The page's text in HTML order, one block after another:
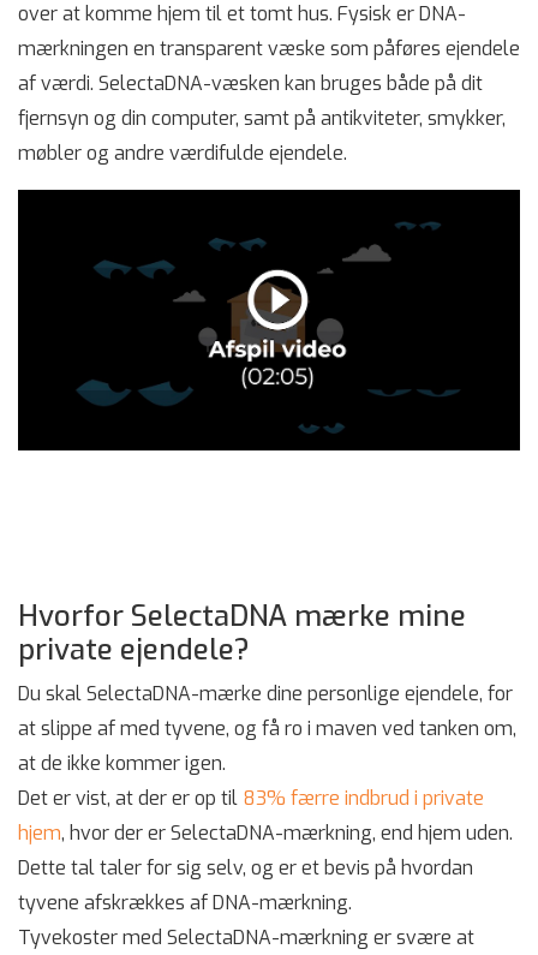
over at komme hjem til et tomt hus. Fysisk er DNA-
mærkningen en transparent væske som påføres ejendele
af værdi. SelectaDNA-væsken kan bruges både på dit
fjernsyn og din computer, samt på antikviteter, smykker,
møbler og andre værdifulde ejendele.
Hvorfor SelectaDNA mærke mine
private ejendele?
Du skal SelectaDNA-mærke dine personlige ejendele, for
at slippe af med tyvene, og få ro i maven ved tanken om,
at de ikke kommer igen.
Det er vist, at der er op til 83% færre indbrud i private
hjem, hvor der er SelectaDNA-mærkning, end hjem uden.
Dette tal taler for sig selv, og er et bevis på hvordan
tyvene afskrækkes af DNA-mærkning.
Tyvekoster med SelectaDNA-mærkning er svære at